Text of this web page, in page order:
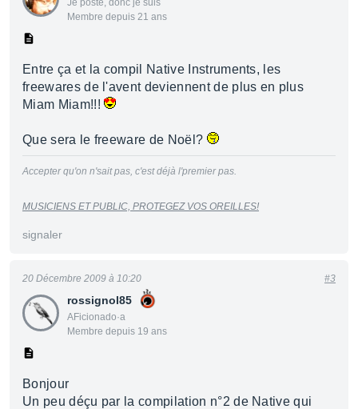
Je poste, donc je suis
Membre depuis 21 ans
Entre ça et la compil Native Instruments, les
freewares de l'avent deviennent de plus en plus
Miam Miam!!!
Que sera le freeware de Noël?
Accepter qu'on n'sait pas, c'est déjà l'premier pas.
MUSICIENS ET PUBLIC, PROTEGEZ VOS OREILLES!
signaler
rossignol85
AFicionado·a
Membre depuis 19 ans
20 Décembre 2009 à 10:20 #3
Bonjour
Un peu déçu par la compilation n°2 de Native qui